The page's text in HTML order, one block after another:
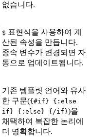
없습니다.
$ 표현식을 사용하여 계
산된 속성을 만듭니다.
종속 변수가 변경되면 자
동으로 업데이트됩니다.
기존 템플릿 언어와 유사
한 구문({#if} {:else
if} {:else} {/if})을
채택하여 복잡한 논리에
더 명확합니다.